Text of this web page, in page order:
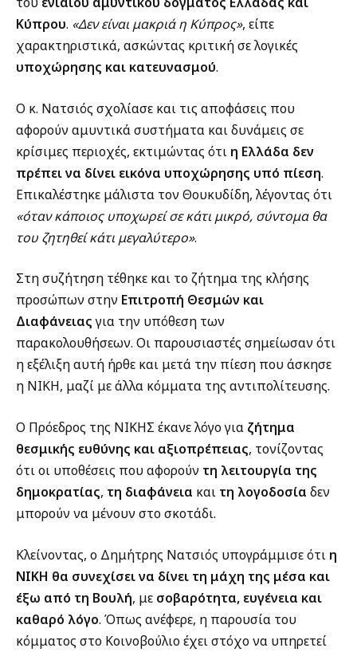
Κύπρου. «Δεν είναι μακριά η Κύπρος», είπε
χαρακτηριστικά, ασκώντας κριτική σε λογικές
υποχώρησης και κατευνασμού.
Ο κ. Νατσιός σχολίασε και τις αποφάσεις που
αφορούν αμυντικά συστήματα και δυνάμεις σε
κρίσιμες περιοχές, εκτιμώντας ότι η Ελλάδα δεν
πρέπει να δίνει εικόνα υποχώρησης υπό πίεση.
Επικαλέστηκε μάλιστα τον Θουκυδίδη, λέγοντας ότι
«όταν κάποιος υποχωρεί σε κάτι μικρό, σύντομα θα
του ζητηθεί κάτι μεγαλύτερο».
Στη συζήτηση τέθηκε και το ζήτημα της κλήσης
προσώπων στην Επιτροπή Θεσμών και
Διαφάνειαςγια την υπόθεση των
παρακολουθήσεων. Οι παρουσιαστές σημείωσαν ότι
η εξέλιξη αυτή ήρθε και μετά την πίεση που άσκησε
η ΝΙΚΗ, μαζί με άλλα κόμματα της αντιπολίτευσης.
Ο Πρόεδρος της ΝΙΚΗΣ έκανε λόγο για ζήτημα
θεσμικής ευθύνης και αξιοπρέπειας, τονίζοντας
ότι οι υποθέσεις που αφορούν τη λειτουργία της
δημοκρατίας, τη διαφάνεια και τη λογοδοσία δεν
μπορούν να μένουν στο σκοτάδι.
Κλείνοντας, ο Δημήτρης Νατσιός υπογράμμισε ότι η
ΝΙΚΗ θα συνεχίσει να δίνει τη μάχη της μέσα και
έξω από τη Βουλή, με σοβαρότητα, ευγένεια και
καθαρό λόγο. Όπως ανέφερε, η παρουσία του
κόμματος στο Κοινοβούλιο έχει στόχο να υπηρετεί